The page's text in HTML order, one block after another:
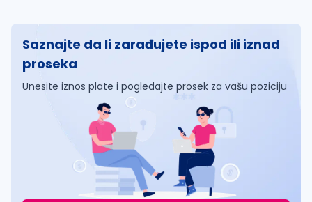
Saznajte da li zarađujete ispod ili iznad
proseka
Unesite iznos plate i pogledajte prosek za vašu poziciju